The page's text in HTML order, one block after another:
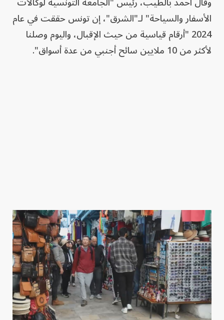
الأسفار والسياحة" لـ"الشرق"، إن تونس حققت في عام
2024 "أرقام قياسية من حيث الإقبال، واليوم وصلنا
لأكثر من 10 ملايين سائح أجنبي من عدة أسواق".